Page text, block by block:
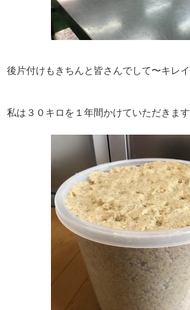
後片付けもきちんと皆さんでして〜キレイ
私は３０キロを１年間かけていただきます